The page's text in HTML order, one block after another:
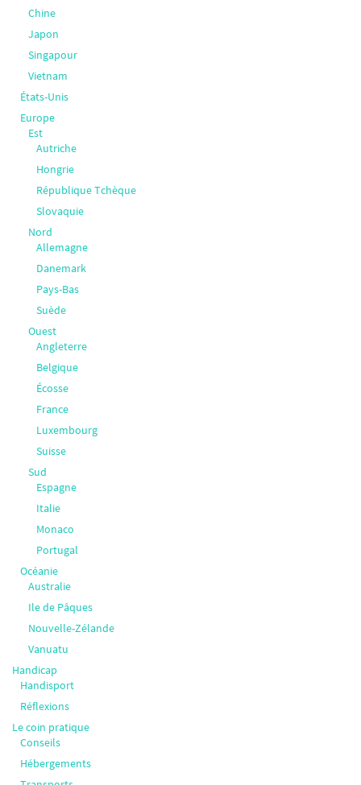
Chine
Japon
Singapour
Vietnam
États-Unis
Europe
Est
Autriche
Hongrie
République Tchèque
Slovaquie
Nord
Allemagne
Danemark
Pays-Bas
Suède
Ouest
Angleterre
Belgique
Écosse
France
Luxembourg
Suisse
Sud
Espagne
Italie
Monaco
Portugal
Océanie
Australie
Ile de Pâques
Nouvelle-Zélande
Vanuatu
Handicap
Handisport
Réflexions
Le coin pratique
Conseils
Hébergements